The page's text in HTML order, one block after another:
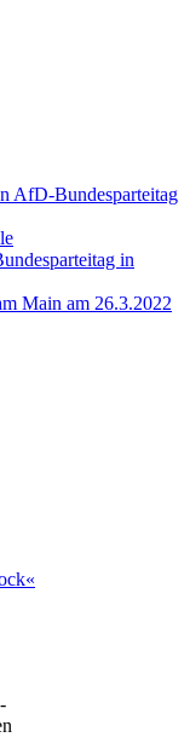
AfD-Bundesparteitag
in
Main am 26.3.2022